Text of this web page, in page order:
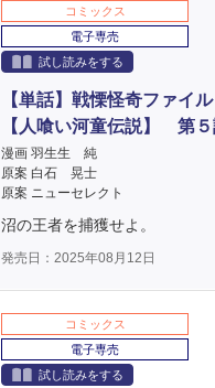
コミックス
電子専売
試し読みをする
【単話】戦慄怪奇ファイ
【人喰い河童伝説】 第
漫画 羽生生 純
原案 白石 晃士
原案 ニューセレクト
沼の王者を捕獲せよ。
発売日：2025年08月12日
コミックス
電子専売
試し読みをする